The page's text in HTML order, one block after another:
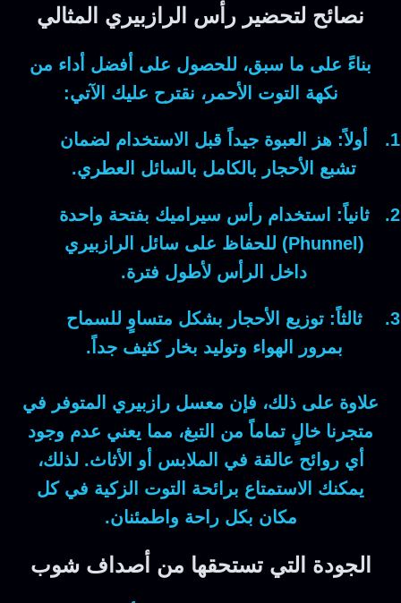
نصائح لتحضير رأس الرازبيري المثالي
بناءً على ما سبق، للحصول على أفضل أداء من
نكهة التوت الأحمر، نقترح عليك الآتي:
أولاً: هز العبوة جيداً قبل الاستخدام لضمان
تشبع الأحجار بالكامل بالسائل العطري.
ثانياً:
استخدام رأس سيراميك بفتحة واحدة
(Phunnel) للحفاظ على سائل الرازبيري
داخل الرأس لأطول فترة.
ثالثاً: توزيع الأحجار بشكل متساوٍ للسماح
بمرور الهواء وتوليد بخار كثيف جداً.
علاوة على ذلك، فإن معسل رازبيري المتوفر في
متجرنا خالٍ تماماً من التبغ، مما يعني عدم وجود
أي روائح عالقة في الملابس أو الأثاث. لذلك،
يمكنك الاستمتاع برائحة التوت الزكية في كل
مكان بكل راحة واطمئنان.
الجودة التي تستحقها من أصداف شوب